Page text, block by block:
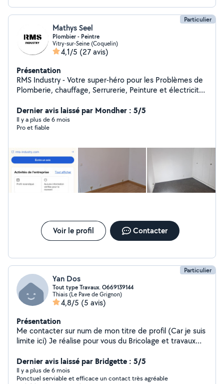
Particulier
Mathys Seel
Plombier - Peintre
Vitry-sur-Seine (Coquelin)
4,1/5 (27 avis)
Présentation
RMS Industry - Votre super-héro pour les Problèmes de
Plomberie, chauffage, Serrurerie, Peinture et électricité
nombreuses maisons de la noyade et de nombreuses
serrures de la détresses ! Vous cherchez un prix
abordable ? Je suis votre solution ! Chez RMS Industry,
Dernier avis laissé par Mondher : 5/5
Il y a plus de 6 mois
Pro et fiable
Voir le profil Contacter
Particulier
Yan Dos
Tout type Travaux. O669139144
Thiais (Le Pave de Grignon)
4,8/5 (5 avis)
Présentation
Me contacter sur num de mon titre de profil (Car je suis
limite ici) Je réalise pour vous du Bricolage et travaux
bain, petites réparations etc) Dans le secteur du 94 et
une partie du 91 Me contacter sur num de mon titre de
profil
Dernier avis laissé par Bridgette : 5/5
Il y a plus de 6 mois
Ponctuel serviable et efficace un contact très agréable